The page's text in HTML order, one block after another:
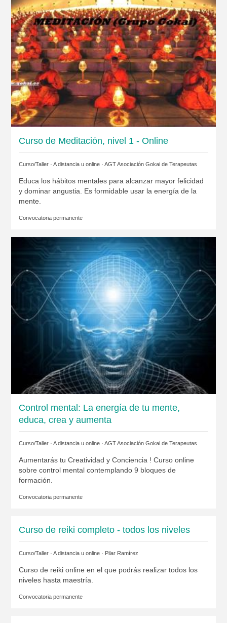
Curso de Meditación, nivel 1 - Online
Curso/Taller · A distancia u online · AGT Asociación Gokai de Terapeutas
Educa los hábitos mentales para alcanzar mayor felicidad
y dominar angustia. Es formidable usar la energía de la
mente.
Convocatoria permanente
Control mental: La energía de tu mente,
educa, crea y aumenta
Curso/Taller · A distancia u online · AGT Asociación Gokai de Terapeutas
Aumentarás tu Creatividad y Conciencia ! Curso online
sobre control mental contemplando 9 bloques de
formación.
Convocatoria permanente
Curso de reiki completo - todos los niveles
Curso/Taller · A distancia u online · Pilar Ramírez
Curso de reiki online en el que podrás realizar todos los
niveles hasta maestría.
Convocatoria permanente